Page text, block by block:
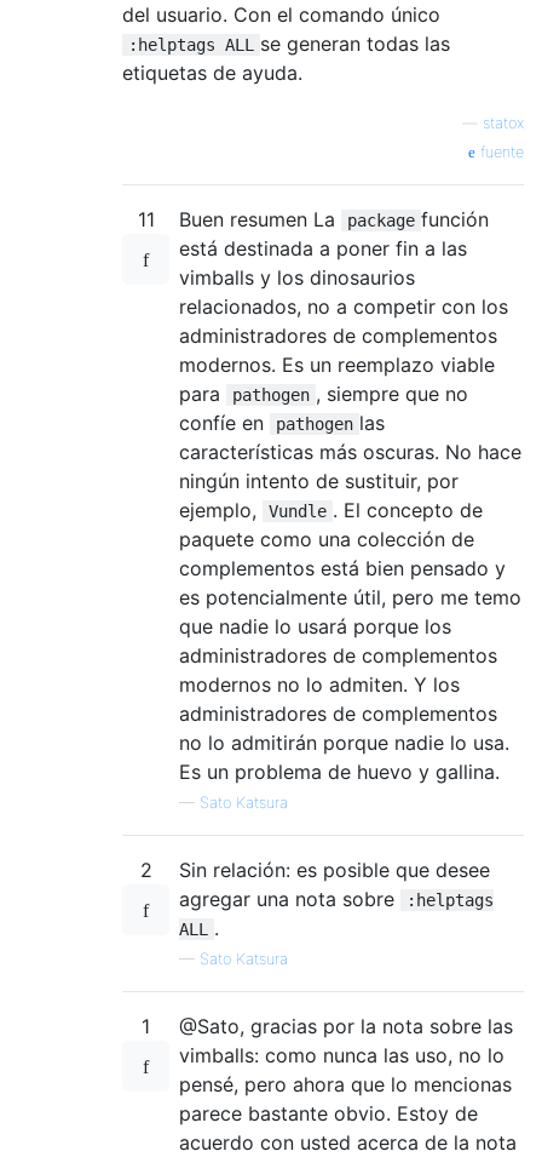
del usuario. Con el comando único
:helptags ALL
se generan todas las
etiquetas de ayuda.
statox
fuente
11 Buen resumen La package función
está destinada a poner fin a las
vimballs y los dinosaurios
relacionados, no a competir con los
administradores de complementos
modernos. Es un reemplazo viable
para
pathogen , siempre que no
confíe en
pathogen las
características más oscuras. No hace
ningún intento de sustituir, por
ejemplo,
Vundle . El concepto de
paquete como una colección de
complementos está bien pensado y
es potencialmente útil, pero me temo
que nadie lo usará porque los
administradores de complementos
modernos no lo admiten. Y los
administradores de complementos
no lo admitirán porque nadie lo usa.
Es un problema de huevo y gallina.
— Sato Katsura
2
Sin relación: es posible que desee
agregar una nota sobre
:helptags
ALL
.
— Sato Katsura
1
@Sato, gracias por la nota sobre las
vimballs: como nunca las uso, no lo
pensé, pero ahora que lo mencionas
parece bastante obvio. Estoy de
acuerdo con usted acerca de la nota